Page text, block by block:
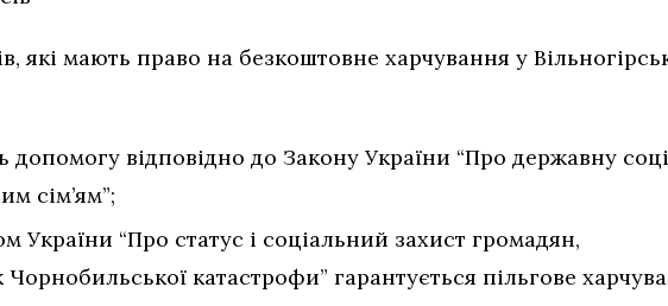
які мають право на безкоштовне харчування у
допомогу відповідно до Закону України “Про державну
сім’ям”;
України “Про статус і соціальний захист громадян,
катастрофи” гарантується пільгове